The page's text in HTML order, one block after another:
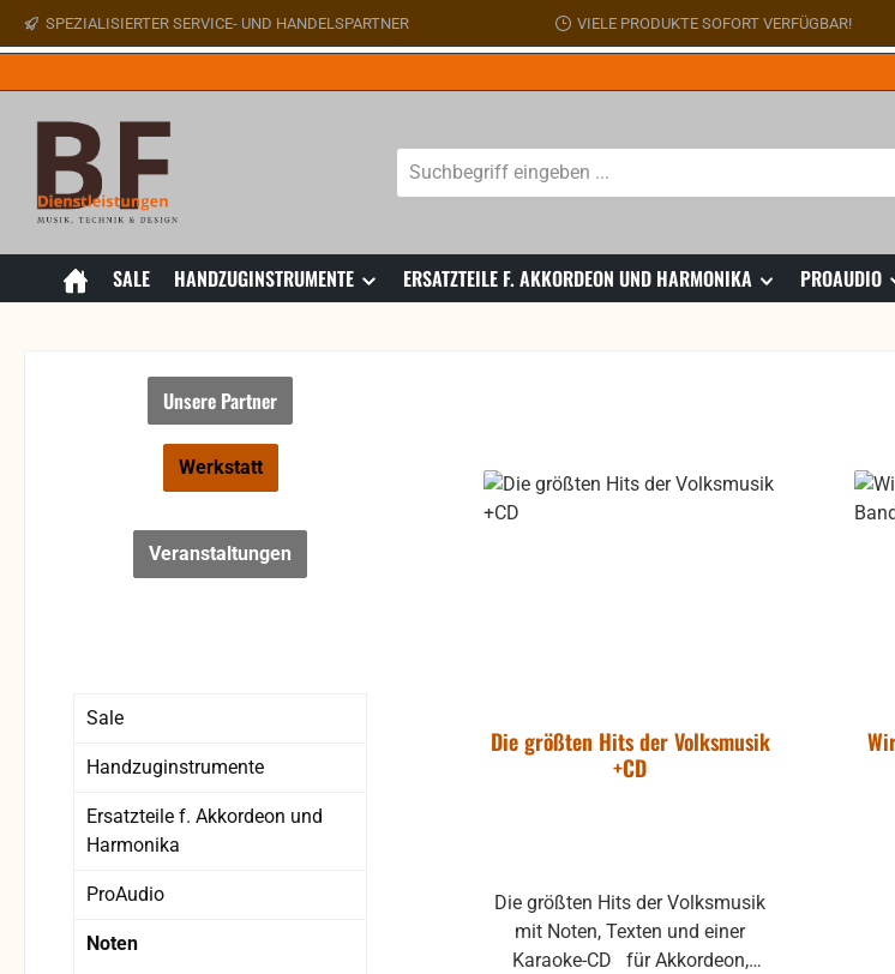
Hauptinhalt springen
Zur Suche springen
Zur Hauptnavigation springen
SPEZIALISIERTER SERVICE- UND HANDELSPARTNER VIELE PRODUKTE SOFORT VERFÜGBAR!
SALE HANDZUGINSTRUMENTE ERSATZTEILE F. AKKORDEON UND HARMONIKA PROAUDIO
Unsere Partner
Werkstatt
Veranstaltungen
Sale
Handzuginstrumente
Ersatzteile f. Akkordeon und
Harmonika
ProAudio
Noten
Die größten Hits der Volksmusik
+CD
Die größten Hits der Volksmusik
mit Noten, Texten und einer
Karaoke-CD für Akkordeon,